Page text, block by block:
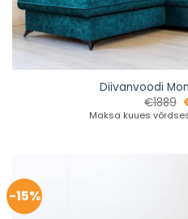
Diivanvoodi
€1889
Maksa kuues
-15%